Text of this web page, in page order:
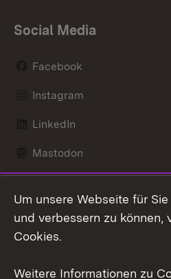
Social Media
Facebook
Instagram
LinkedIn
Mastodon
X / Twitter
Youtube
Um unsere Webseite für
und verbessern zu können,
Cookies.
Weitere Informationen zu